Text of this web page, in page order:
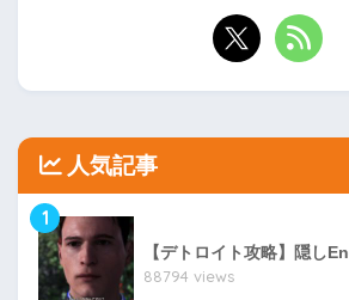
人気記事
1
【デトロイト攻略】隠し
88794 views